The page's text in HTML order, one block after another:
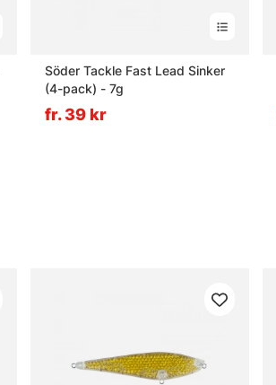
Söder Tackle Fast Lead Sinker
(4-pack) - 7g
fr. 39 kr